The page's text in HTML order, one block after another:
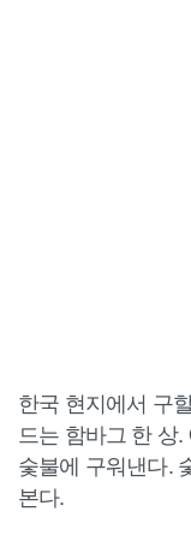
한국 현지에서 구
드는 함바그 한 상
숯불에 구워낸다.
본다.